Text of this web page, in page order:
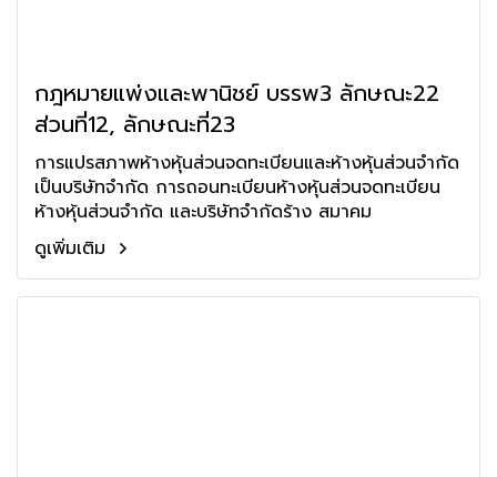
กฎหมายแพ่งและพานิชย์ บรรพ3 ลักษณะ22
ส่วนที่12, ลักษณะที่23
การแปรสภาพห้างหุ้นส่วนจดทะเบียนและห้างหุ้นส่วนจำกัด
เป็นบริษัทจำกัด การถอนทะเบียนห้างหุ้นส่วนจดทะเบียน
ห้างหุ้นส่วนจำกัด และบริษัทจำกัดร้าง สมาคม
ดูเพิ่มเติม